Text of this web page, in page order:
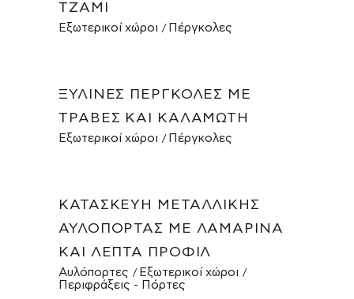
ΤΖΆΜΙ
Εξωτερικοί χώροι Πέργκολες
ΞΎΛΙΝΕΣ ΠΈΡΓΚΟΛΕΣ ΜΕ
ΤΡΆΒΕΣ ΚΑΙ ΚΑΛΑΜΩΤΉ
Εξωτερικοί χώροι Πέργκολες
ΚΑΤΑΣΚΕΥΉ ΜΕΤΑΛΛΙΚΉΣ
ΑΥΛΌΠΟΡΤΑΣ ΜΕ ΛΑΜΑΡΊΝΑ
ΚΑΙ ΛΕΠΤΆ ΠΡΟΦΊΛ
Αυλόπορτες
Εξωτερικοί χώροι
Περιφράξεις - Πόρτες